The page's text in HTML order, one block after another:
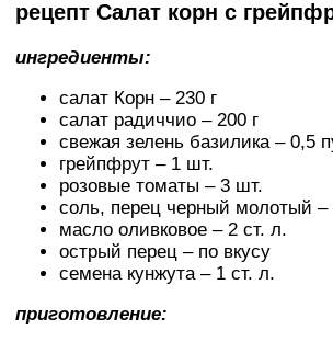
рецепт Салат корн с
ингредиенты:
салат Корн – 230 г
салат радиччио – 200 г
свежая зелень базилика – 0,5
грейпфрут – 1 шт.
розовые томаты – 3 шт.
соль, перец черный молотый –
масло оливковое – 2 ст. л.
острый перец – по вкусу
семена кунжута – 1 ст. л.
приготовление: